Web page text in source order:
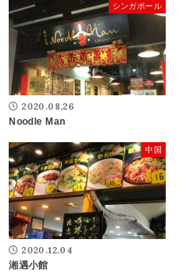
シンガポール
2020.08.26
Noodle Man
中国
2020.12.04
湘遇小館